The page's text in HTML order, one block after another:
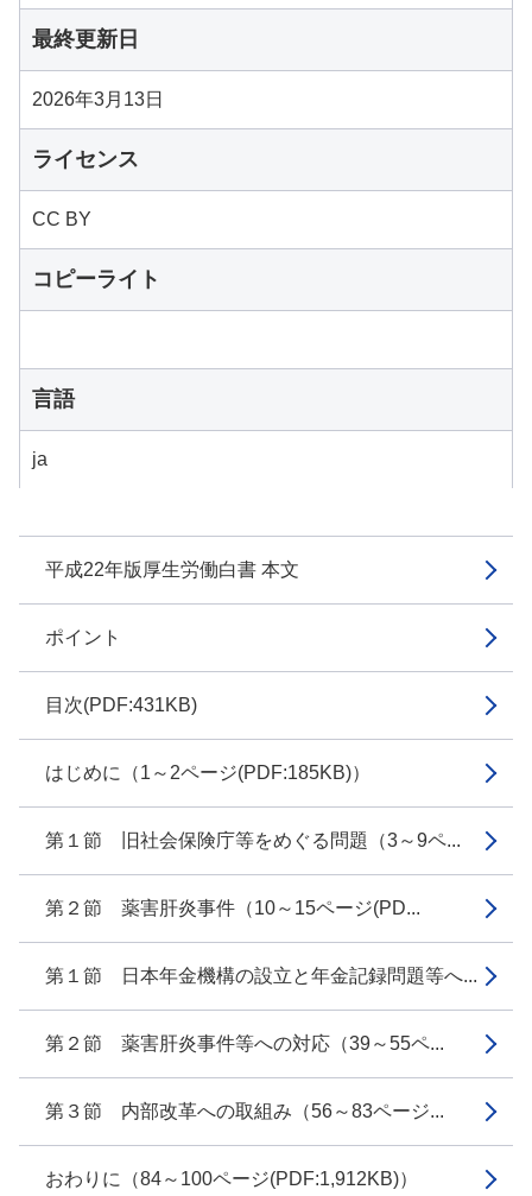
平成22年版厚生労働白書 本文
ポイント
目次(PDF:431KB)
はじめに（1～2ページ(PDF:185KB)）
第１節 旧社会保険庁等をめぐる問題（3～9ペ...
第２節 薬害肝炎事件（10～15ページ(PD...
第１節 日本年金機構の設立と年金記録問題等へ...
第２節 薬害肝炎事件等への対応（39～55ペ...
第３節 内部改革への取組み（56～83ページ...
おわりに（84～100ページ(PDF:1,912KB)）
最終更新日
2026年3月13日
ライセンス
CC BY
コピーライト
言語
ja